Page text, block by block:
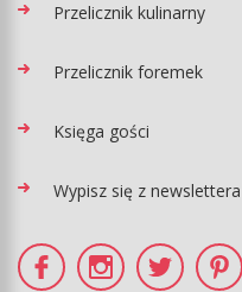
Przelicznik kulinarny
Przelicznik foremek
Księga gości
Wypisz się z newslettera